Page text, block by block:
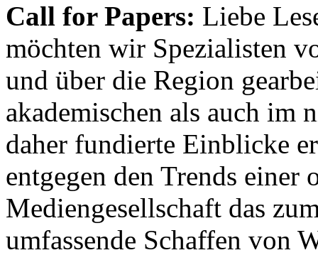
Call for Papers: Liebe
möchten wir Spezialisten
und über die Region
akademischen als auch im
daher fundierte Einblicke
entgegen den Trends einer
Mediengesellschaft das
umfassende Schaffen von